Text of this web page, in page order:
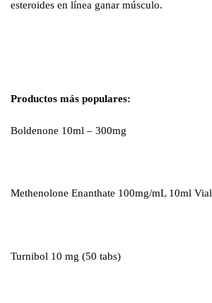
esteroides en línea ganar músculo.
Productos más populares:
Boldenone 10ml – 300mg
Methenolone Enanthate 100mg/mL 10ml Vial
Turnibol 10 mg (50 tabs)